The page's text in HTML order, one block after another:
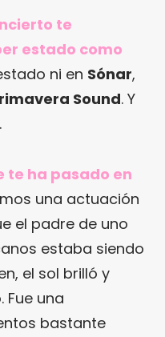
te
estado como
ni en Sónar,
Sound. Y
te ha pasado en
una actuación
el padre de uno
estaba siendo
el sol brilló y
Fue una
bastante